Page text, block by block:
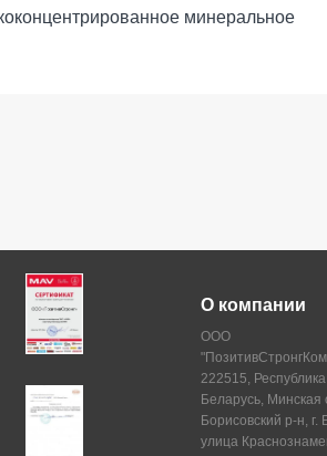
минеральное
О компании
ООО
222515, Республика
Беларусь, Минская
Борисовский р-н, г.
улица